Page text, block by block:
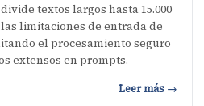
textos largos hasta 15.000
limitaciones de entrada de
el procesamiento seguro
extensos en prompts.
Leer más →